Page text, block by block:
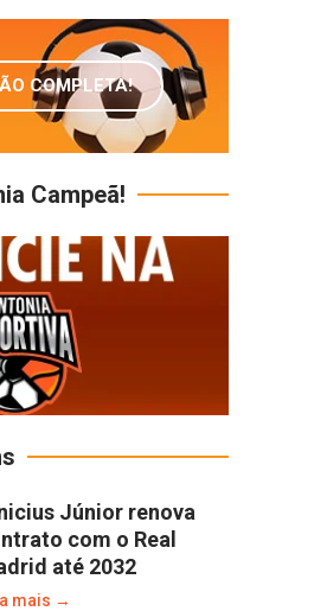
COMPLETA!
Campeã!
Júnior renova
com o Real
até 2032
mais →